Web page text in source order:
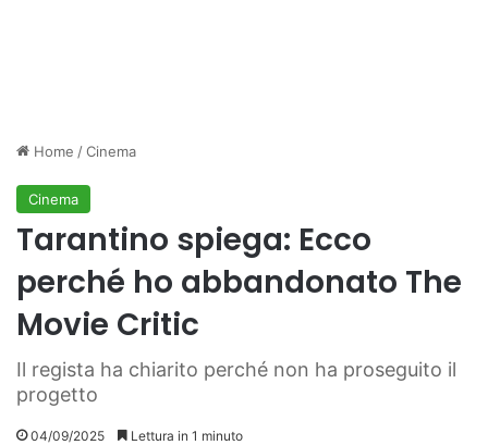
Home /Cinema
Cinema
Tarantino spiega: Ecco
perché ho abbandonato The
Movie Critic
Il regista ha chiarito perché non ha proseguito il
progetto
04/09/2025 Lettura in 1 minuto